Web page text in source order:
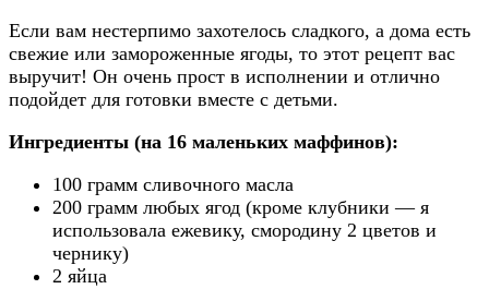
Если вам нестерпимо захотелось сладкого, а дома есть
свежие или замороженные ягоды, то этот рецепт вас
выручит! Он очень прост в исполнении и отлично
подойдет для готовки вместе с детьми.
Ингредиенты (на 16 маленьких маффинов):
100 грамм сливочного масла
200 грамм любых ягод (кроме клубники — я
использовала ежевику, смородину 2 цветов и
чернику)
2 яйца